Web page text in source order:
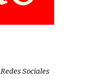
Redes Sociales